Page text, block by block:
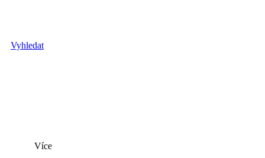
Vyhledat
Více